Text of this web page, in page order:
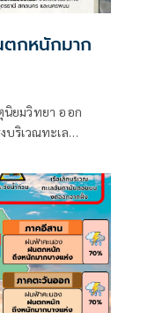
ตกหนักมาก
นิยมวิทยา ออก
บริเวณทะเล